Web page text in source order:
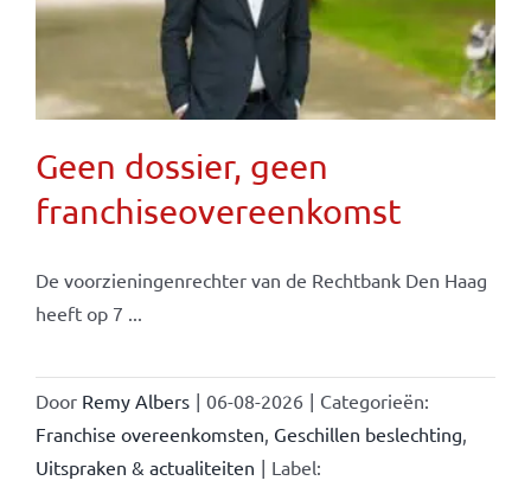
Geen dossier, geen
franchiseovereenkomst
De voorzieningenrechter van de Rechtbank Den Haag
heeft op 7 ...
Door Remy Albers | 06-08-2026 | Categorieën:
Franchise overeenkomsten, Geschillen beslechting,
Uitspraken & actualiteiten | Label: